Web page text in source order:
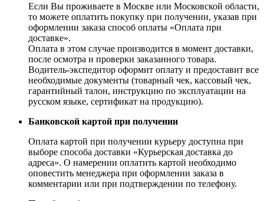
Если Вы проживаете в Москве или Московской области,
то можете оплатить покупку при получении, указав при
оформлении заказа способ оплаты «Оплата при
доставке».
Оплата в этом случае производится в момент доставки,
после осмотра и проверки заказанного товара.
Водитель-экспедитор оформит оплату и предоставит все
необходимые документы (товарный чек, кассовый чек,
гарантийный талон, инструкцию по эксплуатации на
русском языке, сертификат на продукцию).
Банковской картой при получении
Оплата картой при получении курьеру доступна при
выборе способа доставки «Курьерская доставка до
адреса». О намерении оплатить картой необходимо
оповестить менеджера при оформлении заказа в
комментарии или при подтверждении по телефону.